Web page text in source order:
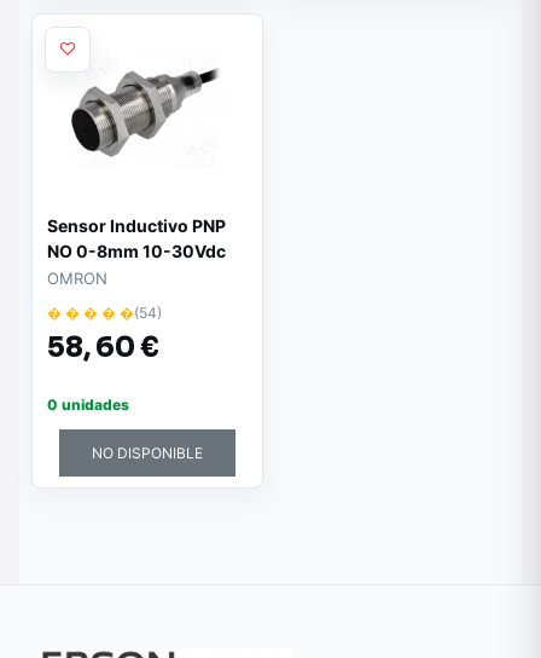
Sensor Inductivo PNP
NO 0-8mm 10-30Vdc
M18 IP67
OMRON
� � � � �(54)
58,60 €
0 unidades
NO DISPONIBLE